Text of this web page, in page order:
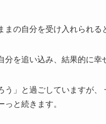
の自分を受け入れられる
を追い込み、結果的に幸
」と過ごしていますが
と続きます。